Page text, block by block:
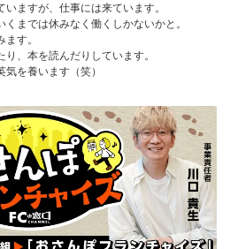
ますが、仕事には来ています。
までは休みなく働くしかないかと。
す。
、本を読んだりしています。
を養います（笑）